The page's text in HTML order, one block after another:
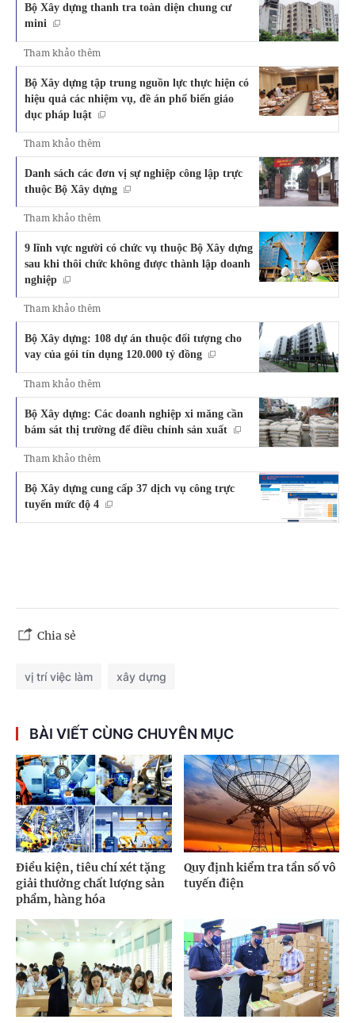
Bộ Xây dựng thanh tra toàn diện chung cư
mini
Tham khảo thêm
Bộ Xây dựng tập trung nguồn lực thực hiện có
hiệu quả các nhiệm vụ, đề án phổ biến giáo
dục pháp luật
Tham khảo thêm
Danh sách các đơn vị sự nghiệp công lập trực
thuộc Bộ Xây dựng
Tham khảo thêm
9 lĩnh vực người có chức vụ thuộc Bộ Xây dựng
sau khi thôi chức không được thành lập doanh
nghiệp
Tham khảo thêm
Bộ Xây dựng: 108 dự án thuộc đối tượng cho
vay của gói tín dụng 120.000 tỷ đồng
Tham khảo thêm
Bộ Xây dựng: Các doanh nghiệp xi măng cần
bám sát thị trường để điều chỉnh sản xuất
Tham khảo thêm
Bộ Xây dựng cung cấp 37 dịch vụ công trực
tuyến mức độ 4
Chia sẻ
vị trí việc làm xây dựng
BÀI VIẾT CÙNG CHUYÊN MỤC
Điều kiện, tiêu chí xét tặng
giải thưởng chất lượng sản
phẩm, hàng hóa
Quy định kiểm tra tần số vô
tuyến điện